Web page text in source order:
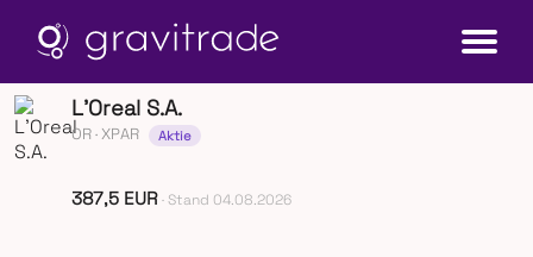
L'Oreal S.A.
OR· XPAR Aktie
387,5 EUR· Stand 04.08.2026